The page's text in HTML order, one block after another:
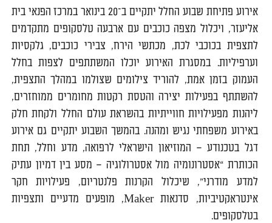
אירוע פתיחת שבוע החלל יתקיים ב־20 בינואר במרכז הפנאי בית
אליעזר, ויכלול מצפה כוכבים עם ארבעה טלסקופים מתקדמים
לתצפית בכוכבי לכת, מכתשי הירח, צבירי כוכבים, גלקסיות
וערפיליות. במסגרת האירוע יוכלו המשתתפים לצפות בחלל
העמוק בזמן אמת, להוריד צילומים שצולמו במהלך התצפית,
להשתתף בפעילות יצירה והטסת רקטות מחומרים ממוחזרים,
ליהנות מפעילויות חווייתיות בהשראת עולם החלל ולקחת חלק
באירוע משפחתי נגיש ומהנה. בהמשך השבוע יתקיים גם אירוע
דגל בטכנודע – המוזיאון הישראלי לרפואה, מדע וחלל, תחת
הכותרת “אסטרונומיה מול אסטרולוגיה – מסע בין דמיון עתיק
למדע מודרני”, שיכלול הקרנות פלנטריום, פעילויות חקר
אינטראקטיביות, סדנאות Maker, מופעים מדעיים ותצפיות
בטלסקופים.